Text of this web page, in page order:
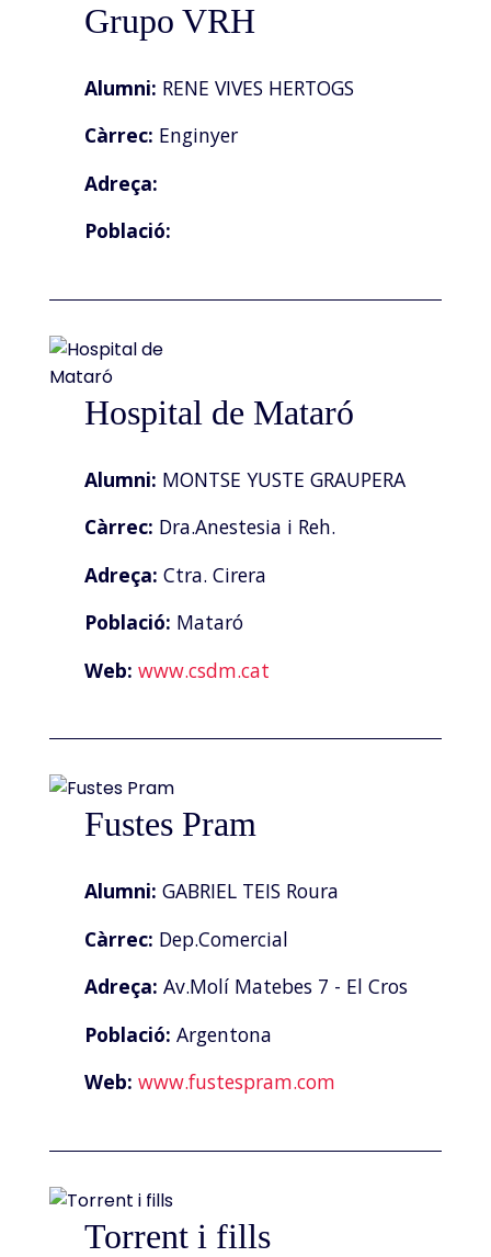
Grupo VRH
Alumni: RENE VIVES HERTOGS
Càrrec: Enginyer
Adreça:
Població:
Hospital de Mataró
Alumni: MONTSE YUSTE GRAUPERA
Càrrec: Dra.Anestesia i Reh.
Adreça: Ctra. Cirera
Població: Mataró
Web: www.csdm.cat
Fustes Pram
Alumni: GABRIEL TEIS Roura
Càrrec: Dep.Comercial
Adreça: Av.Molí Matebes 7 - El Cros
Població: Argentona
Web: www.fustespram.com
Torrent i fills